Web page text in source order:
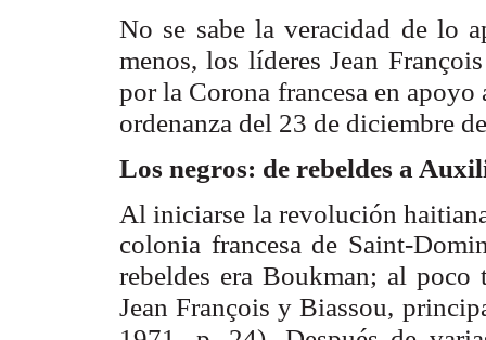
No se sabe la veracidad de lo
menos, los líderes Jean
por la Corona francesa en
ordenanza del 23 de diciembre
Los negros: de rebeldes a
Al iniciarse la revolución
colonia francesa de Saint-
rebeldes era Boukman; al poco
Jean François y Biassou,